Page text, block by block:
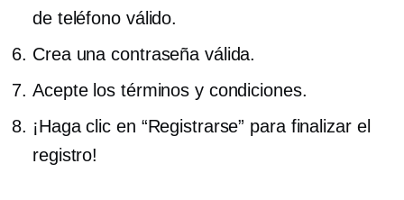
de teléfono válido.
Crea una contraseña válida.
Acepte los términos y condiciones.
¡Haga clic en “Registrarse” para finalizar el
registro!